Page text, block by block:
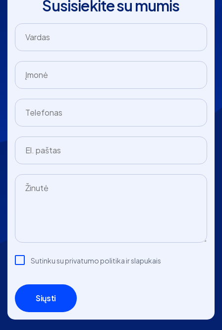
Susisiekite su mumis
Sutinku su privatumo politika ir slapukais
Siųsti